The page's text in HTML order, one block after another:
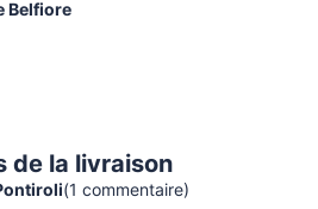
Belfiore
de la livraison
(1 commentaire)